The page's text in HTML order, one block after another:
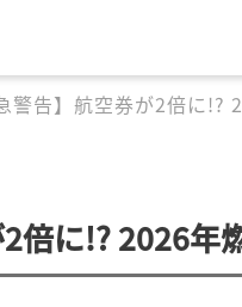
警告】航空券が2倍に
2倍に!? 2026